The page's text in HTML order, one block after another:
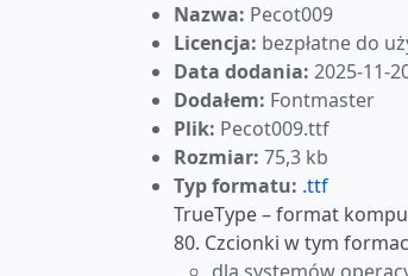
Nazwa: Pecot009
Licencja: bezpłatne do
Data dodania: 2025-11-
Dodałem: Fontmaster
Plik: Pecot009.ttf
Rozmiar: 75,3 kb
Typ formatu: .ttf
TrueType – format
80. Czcionki w tym